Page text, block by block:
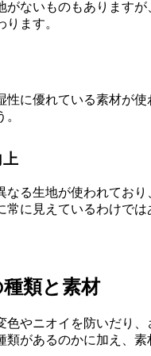
がないものもあります
ます。
性に優れている素材が
上
なる生地が使われてお
常に見えているわけで
類と素材
色やニオイを防いだり
類があるのかに加え、素